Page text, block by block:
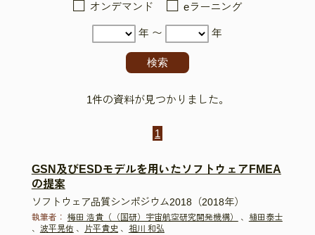
オンデマンド
eラーニング
年 〜 年
1件の資料が見つかりました。
1
GSN及びESDモデルを用いたソフトウェアFMEA
の提案
ソフトウェア品質シンポジウム2018（2018年）
執筆者： 梅田 浩貴（（国研）宇宙航空研究開発機構） 、 植田泰士
、 波平晃佑 、 片平貴史 、 祖川 和弘